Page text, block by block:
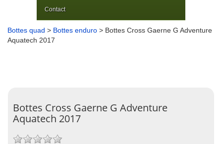
Contact
Bottes quad > Bottes enduro > Bottes Cross Gaerne G Adventure
Aquatech 2017
Bottes Cross Gaerne G Adventure
Aquatech 2017